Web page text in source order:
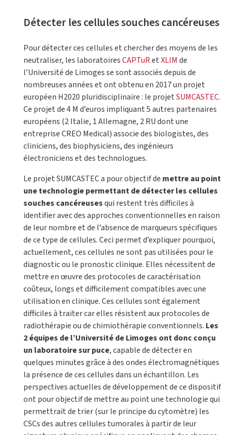
Détecter les cellules souches cancéreuses
Pour détecter ces cellules et chercher des moyens de les
neutraliser, les laboratoiresCAPTuRetXLIM de
l’Université de Limoges se sont associés depuis de
nombreuses années et ont obtenu en 2017 un projet
européen H2020 pluridisciplinaire : le projetSUMCASTEC.
Ce projet de 4 M d’euros impliquant 5 autres partenaires
européens (2 Italie, 1 Allemagne, 2 RU dont une
entreprise CREO Medical) associe des biologistes, des
cliniciens, des biophysiciens, des ingénieurs
électroniciens et des technologues.
Le projet SUMCASTEC a pour objectif de mettre au point
une technologie permettant de détecter les cellules
souches cancéreusesqui restent très difficiles à
identifier avec des approches conventionnelles en raison
de leur nombre et de l’absence de marqueurs spécifiques
de ce type de cellules. Ceci permet d’expliquer pourquoi,
actuellement, ces cellules ne sont pas utilisées pour le
diagnostic ou le pronostic clinique. Elles nécessitent de
mettre en œuvre des protocoles de caractérisation
coûteux, longs et difficilement compatibles avec une
utilisation en clinique. Ces cellules sont également
difficiles à traiter car elles résistent aux protocoles de
radiothérapie ou de chimiothérapie conventionnels. Les
2 équipes de l’Université de Limoges ont donc conçu
un laboratoire sur puce, capable de détecter en
quelques minutes grâce à des ondes électromagnétiques
la présence de ces cellules dans un échantillon. Les
perspectives actuelles de développement de ce dispositif
ont pour objectif de mettre au point une technologie qui
permettrait de trier (sur le principe du cytomètre) les
CSCs des autres cellules tumorales à partir de leur